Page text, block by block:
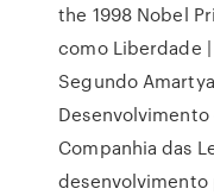
the 1998 Nobel
como Liberdade
Segundo
Companhia das
desenvolvimento